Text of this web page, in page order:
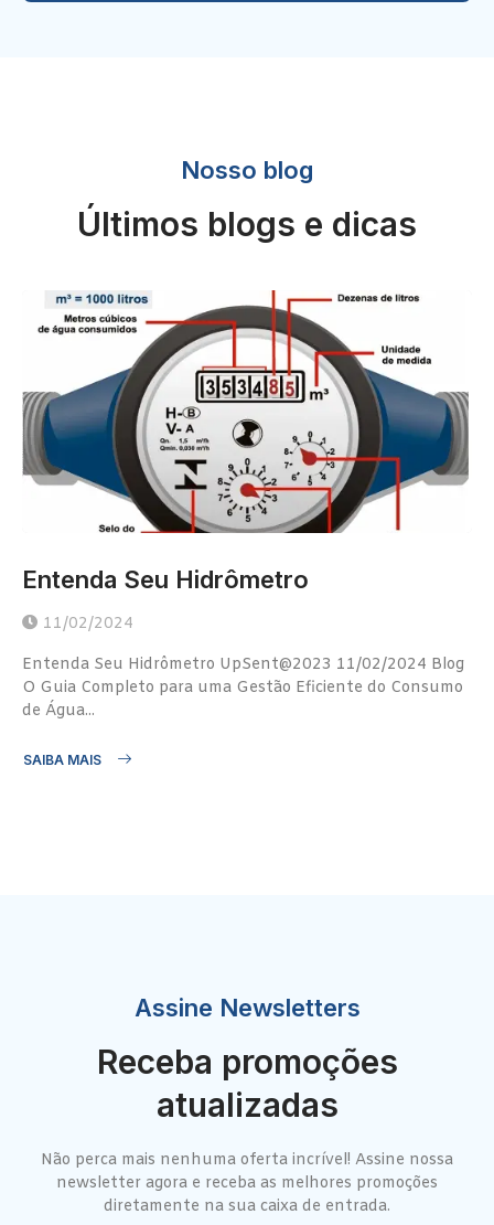
Nosso blog
Últimos blogs e dicas
Entenda Seu Hidrômetro
11/02/2024
Entenda Seu Hidrômetro UpSent@2023 11/02/2024 Blog
O Guia Completo para uma Gestão Eficiente do Consumo
de Água...
SAIBA MAIS
Assine Newsletters
Receba promoções
atualizadas
Não perca mais nenhuma oferta incrível! Assine nossa
newsletter agora e receba as melhores promoções
diretamente na sua caixa de entrada.